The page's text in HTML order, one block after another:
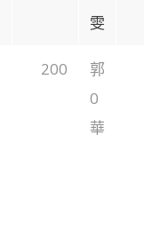
雯
200
郭
0
華